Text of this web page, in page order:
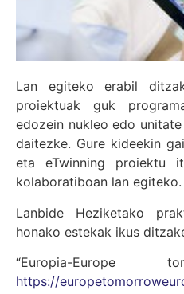
Lan egiteko erabil
proiektuak guk
edozein nukleo edo
daitezke. Gure kideekin
eta eTwinning proiektu
kolaboratiboan lan egiteko.
Lanbide Heziketako
honako estekak ikus
“Europia-Europe
https://